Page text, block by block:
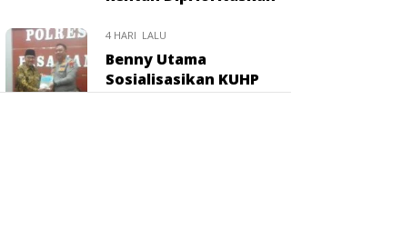
4 HARI LALU
Benny Utama
Sosialisasikan KUHP
Baru di Polres Pasaman,